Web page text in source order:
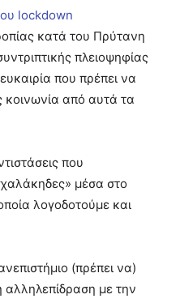
lockdown
κατά του Πρύτανη
πλειοψηφίας
που πρέπει να
κοινωνία από αυτά τα
που
μέσα στο
λογοδοτούμε και
(πρέπει να)
αλληλεπίδραση με την